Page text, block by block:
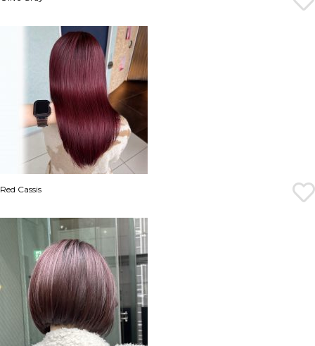
Red Cassis